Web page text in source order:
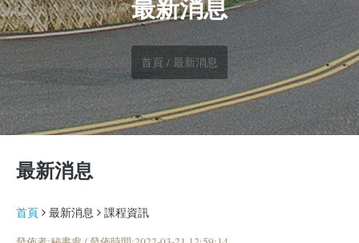
最新消息
首頁 / 最新消息
最新消息
首頁 最新消息 課程資訊